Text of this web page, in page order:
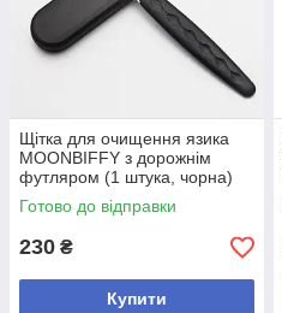
Щітка для очищення язика
MOONBIFFY з дорожнім
футляром (1 штука, чорна)
Готово до відправки
230 ₴
Купити